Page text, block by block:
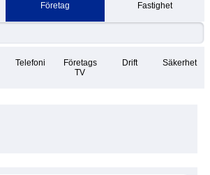
Företag Fastighet
Telefoni
Företags
TV
Drift Säkerhet